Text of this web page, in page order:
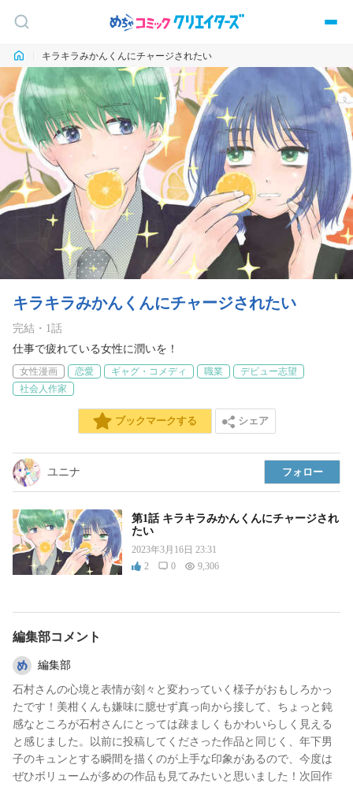
キラキラみかんくんにチャージされたい
キラキラみかんくんにチャージされたい
完結 ・ 1 話
仕事で疲れている女性に潤いを！
女性漫画 恋愛 ギャグ・コメディ 職業
デビュー志望
社会人作家
ブックマークする シェア
ユニナ フォロー
第1話 キラキラみかんくんにチャージされ
たい
2023年3月16日 23:31
2
0 9,306
編集部コメント
編集部
石村さんの心境と表情が刻々と変わっていく様子がおもしろかっ
たです！美柑くんも嫌味に臆せず真っ向から接して、ちょっと鈍
感なところが石村さんにとっては疎ましくもかわいらしく見える
と感じました。以前に投稿してくださった作品と同じく、年下男
子のキュンとする瞬間を描くのが上手な印象があるので、今度は
ぜひボリュームが多めの作品も見てみたいと思いました！次回作